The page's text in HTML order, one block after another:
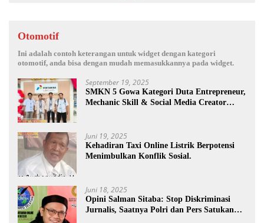
Otomotif
Ini adalah contoh keterangan untuk widget dengan kategori
otomotif, anda bisa dengan mudah memasukkannya pada widget.
September 19, 2025
SMKN 5 Gowa Kategori Duta Entrepreneur,
Mechanic Skill & Social Media Creator
Juni 19, 2025
Kehadiran Taxi Online Listrik Berpotensi
Menimbulkan Konflik Sosial.
Juni 18, 2025
Opini Salman Sitaba: Stop Diskriminasi
Jurnalis, Saatnya Polri dan Pers Satukan